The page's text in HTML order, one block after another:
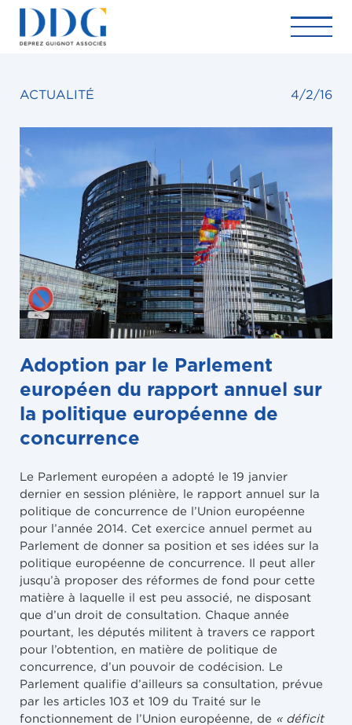
ACTUALITÉ 4/2/16
Adoption par le Parlement
européen du rapport annuel sur
la politique européenne de
concurrence
Le Parlement européen a adopté le 19 janvier
dernier en session plénière, le rapport annuel sur la
politique de concurrence de l’Union européenne
pour l’année 2014. Cet exercice annuel permet au
Parlement de donner sa position et ses idées sur la
politique européenne de concurrence. Il peut aller
jusqu’à proposer des réformes de fond pour cette
matière à laquelle il est peu associé, ne disposant
que d’un droit de consultation. Chaque année
pourtant, les députés militent à travers ce rapport
pour l’obtention, en matière de politique de
concurrence, d’un pouvoir de codécision. Le
Parlement qualifie d’ailleurs sa consultation, prévue
par les articles 103 et 109 du Traité sur le
fonctionnement de l’Union européenne, de « déficit